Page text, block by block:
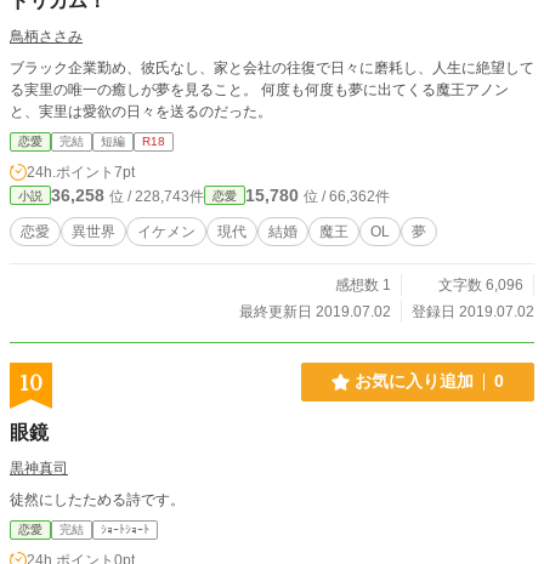
鳥柄ささみ
ブラック企業勤め、彼氏なし、家と会社の往復で日々に磨耗し、人生に絶望して
る実里の唯一の癒しが夢を見ること。 何度も何度も夢に出てくる魔王アノン
と、実里は愛欲の日々を送るのだった。
恋愛 完結 短編 R18
24h.ポイント 7pt
小説 36,258 位 / 228,743件 恋愛 15,780 位 / 66,362件
恋愛 異世界 イケメン 現代 結婚 魔王 OL 夢
感想数 1
文字数 6,096
最終更新日 2019.07.02
登録日 2019.07.02
10 お気に入り追加 0
眼鏡
黒神真司
徒然にしたためる詩です。
恋愛 完結 ｼｮｰﾄｼｮｰﾄ
24h.ポイント 0pt